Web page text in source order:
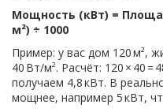
Мощность (кВт) =
м²) ÷ 1000
Пример: у вас дом 120 м²,
40 Вт/м². Расчёт: 120 × 40 =
получаем 4,8 кВт. В
мощнее, например 5 кВт,